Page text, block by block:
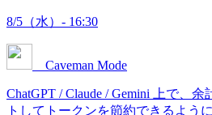
8/5（水）- 16:30
Caveman Mode
ChatGPT / Claude / Gemini 上で、
トしてトークンを節約できるよう